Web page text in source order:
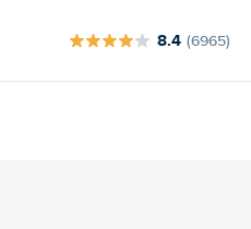
8.4 (6965)